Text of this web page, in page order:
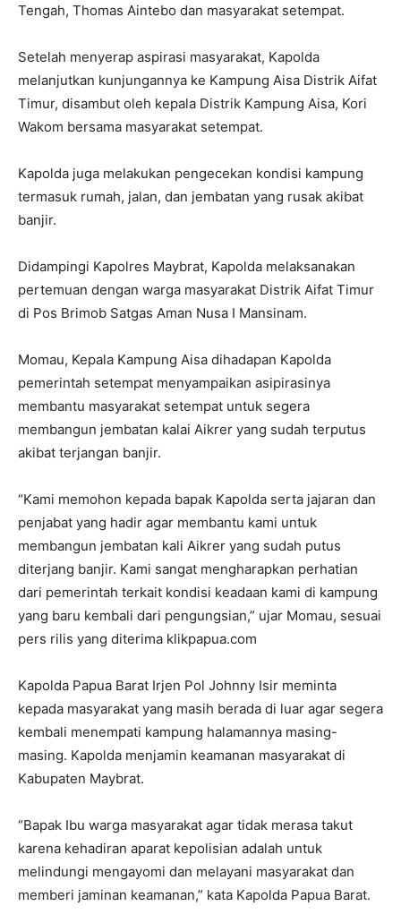
Tengah, Thomas Aintebo dan masyarakat setempat.
Setelah menyerap aspirasi masyarakat, Kapolda
melanjutkan kunjungannya ke Kampung Aisa Distrik Aifat
Timur, disambut oleh kepala Distrik Kampung Aisa, Kori
Wakom bersama masyarakat setempat.
Kapolda juga melakukan pengecekan kondisi kampung
termasuk rumah, jalan, dan jembatan yang rusak akibat
banjir.
Didampingi Kapolres Maybrat, Kapolda melaksanakan
pertemuan dengan warga masyarakat Distrik Aifat Timur
di Pos Brimob Satgas Aman Nusa I Mansinam.
Momau, Kepala Kampung Aisa dihadapan Kapolda
pemerintah setempat menyampaikan asipirasinya
membantu masyarakat setempat untuk segera
membangun jembatan kalai Aikrer yang sudah terputus
akibat terjangan banjir.
“Kami memohon kepada bapak Kapolda serta jajaran dan
penjabat yang hadir agar membantu kami untuk
membangun jembatan kali Aikrer yang sudah putus
diterjang banjir. Kami sangat mengharapkan perhatian
dari pemerintah terkait kondisi keadaan kami di kampung
yang baru kembali dari pengungsian,” ujar Momau, sesuai
pers rilis yang diterima klikpapua.com
Kapolda Papua Barat Irjen Pol Johnny Isir meminta
kepada masyarakat yang masih berada di luar agar segera
kembali menempati kampung halamannya masing-
masing. Kapolda menjamin keamanan masyarakat di
Kabupaten Maybrat.
“Bapak Ibu warga masyarakat agar tidak merasa takut
karena kehadiran aparat kepolisian adalah untuk
melindungi mengayomi dan melayani masyarakat dan
memberi jaminan keamanan,” kata Kapolda Papua Barat.